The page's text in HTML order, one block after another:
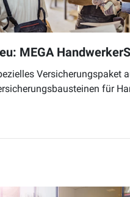
MEGA
Versicherungspaket
für